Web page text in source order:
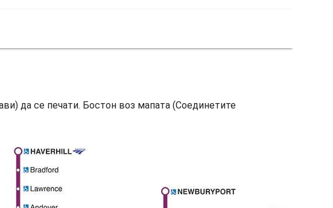
да се печати. Бостон воз мапата (Соединетите